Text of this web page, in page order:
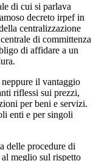
di cui si parlava
decreto irpef in
centralizzazione
di committenza
di affidare a un
neppure il vantaggio
riflessi sui prezzi,
per beni e servizi.
enti e per singoli
delle procedure di
meglio sul rispetto